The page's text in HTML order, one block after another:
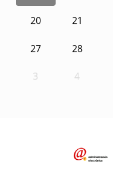
20 21
27 28
3 4